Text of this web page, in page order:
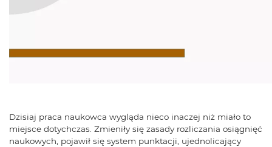
Dzisiaj praca naukowca wygląda nieco inaczej niż miało to
miejsce dotychczas. Zmieniły się zasady rozliczania osiągnięć
naukowych, pojawił się system punktacji, ujednolicający